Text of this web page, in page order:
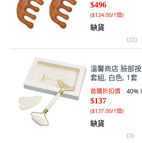
$496
($124.00/1個)
缺貨
(22)
溫馨商店 臉部
套組, 白色, 1套
首購折扣價 40%
$137
($137.00/1個)
缺貨
(3)